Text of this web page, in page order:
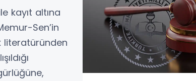
kayıt altına
Sen’in
literatüründen